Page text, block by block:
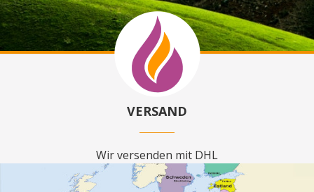
VERSAND
Wir versenden mit DHL